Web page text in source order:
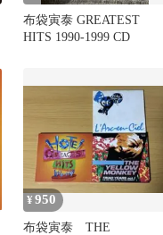
布袋寅泰 GREATEST
HITS 1990-1999 CD
¥950
布袋寅泰 THE